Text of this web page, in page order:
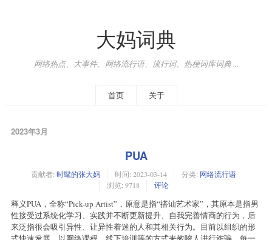
大妈词典
网络热点、大事件、网络流行语、流行词、热梗词库词典 ...
首页 关于
2023年3月
PUA
贡献者: 时髦的张大妈 时间: 2023-03-14 分类: 网络流行语
浏览: 9718
评论
释义PUA，全称“Pick-up Artist”，原意是指“搭讪艺术家”，其原本是指男
性接受过系统化学习、实践并不断更新提升、自我完善情商的行为，后
来泛指很会吸引异性、让异性着迷的人和其相关行为。目前以组织的形